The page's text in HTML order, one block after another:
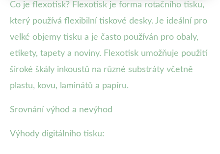
Co je flexotisk? Flexotisk je forma rotačního tisku,
který používá flexibilní tiskové desky. Je ideální pro
velké objemy tisku a je často používán pro obaly,
etikety, tapety a noviny. Flexotisk umožňuje použití
široké škály inkoustů na různé substráty včetně
plastu, kovu, laminátů a papíru.
Srovnání výhod a nevýhod
Výhody digitálního tisku: